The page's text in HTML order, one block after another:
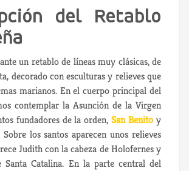
del Retablo
un retablo de líneas muy clásicas, de
decorado con esculturas y relieves que
marianos. En el cuerpo principal del
contemplar la Asunción de la Virgen
fundadores de la orden,San Benito y
los santos aparecen unos relieves
Judith con la cabeza de Holofernes y
Catalina. En la parte central del